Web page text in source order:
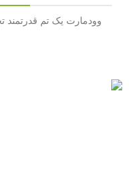
وودمارت یک تم قدرتمند